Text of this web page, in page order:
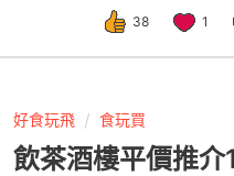
38 1
好食玩飛 食玩買
飲茶酒樓平價推